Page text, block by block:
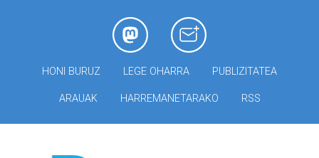
HONI BURUZ LEGE OHARRA PUBLIZITATEA
ARAUAK HARREMANETARAKO RSS